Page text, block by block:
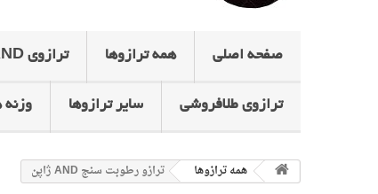
صفحه اصلی همه ترازوها ترازوی AND ژاپن
ترازوی طلافروشی سایر ترازوها وزنه
همه ترازوها ترازو رطوبت سنج AND ژاپن